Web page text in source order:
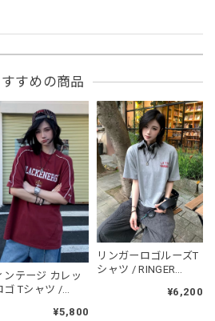
フーデッドスタジアムジャンバー / Hooded Stadium Jumper
NCLLW オリジナルドッグタグネックレス / NCLLW Original Dog Tag Necklace
すめの商品
ンテージ カレッ
ゴ Tシャツ /
¥5,800
リンガーロゴルーズT
シャツ / RINGER
¥6,200